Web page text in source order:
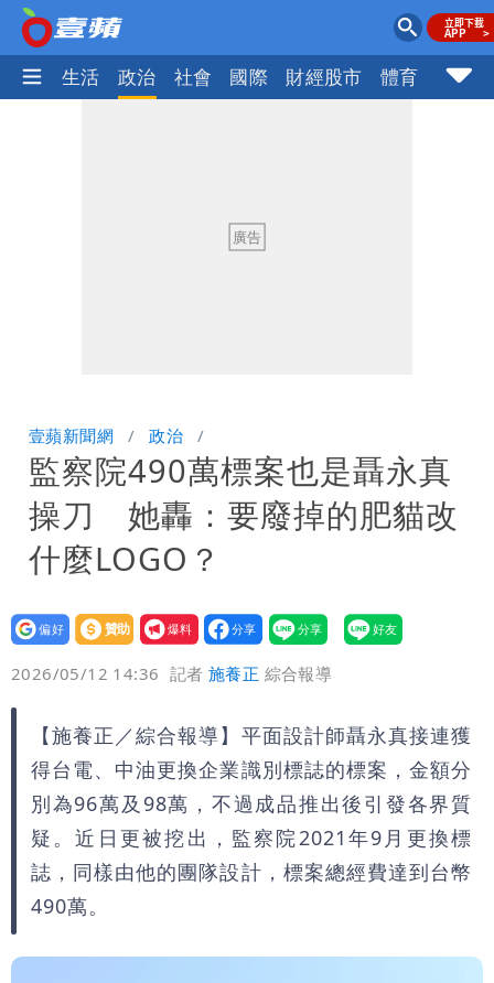
尚 生活 政治 社會 國際 財經股市 體育 壹蘋
壹蘋新聞網 政治
監察院490萬標案也是聶永真
操刀 她轟：要廢掉的肥貓改
什麼LOGO？
設為
贊助
我要
爆料
2026/05/12 14:36 記者施養正 綜合報導
【施養正／綜合報導】平面設計師聶永真接連獲
得台電、中油更換企業識別標誌的標案，金額分
別為96萬及98萬，不過成品推出後引發各界質
疑。近日更被挖出，監察院2021年9月更換標
誌，同樣由他的團隊設計，標案總經費達到台幣
490萬。